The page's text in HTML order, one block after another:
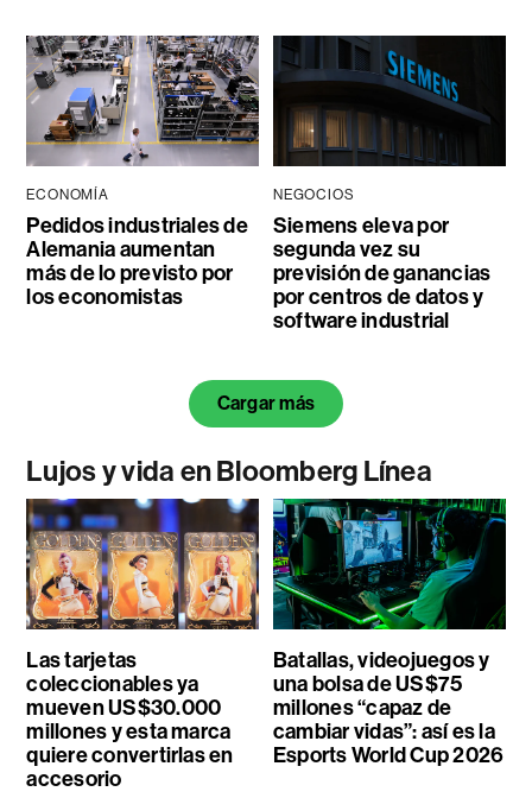
ECONOMÍA
Pedidos industriales de
Alemania aumentan
más de lo previsto por
los economistas
NEGOCIOS
Siemens eleva por
segunda vez su
previsión de ganancias
por centros de datos y
software industrial
Cargar más
Lujos y vida en Bloomberg Línea
Las tarjetas
coleccionables ya
mueven US$30.000
millones y esta marca
quiere convertirlas en
accesorio
Batallas, videojuegos y
una bolsa de US$75
millones “capaz de
cambiar vidas”: así es la
Esports World Cup 2026